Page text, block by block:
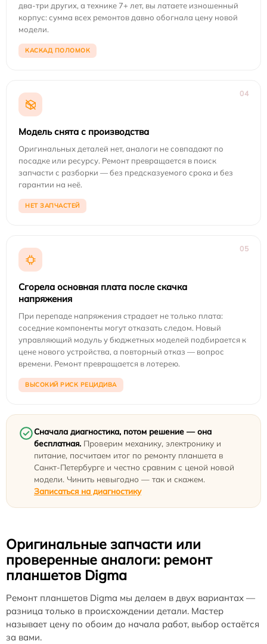
два-три других, а технике 7+ лет, вы латаете изношенный
корпус: сумма всех ремонтов давно обогнала цену новой
модели.
КАСКАД ПОЛОМОК
04
Модель снята с производства
Оригинальных деталей нет, аналоги не совпадают по
посадке или ресурсу. Ремонт превращается в поиск
запчасти с разборки — без предсказуемого срока и без
гарантии на неё.
НЕТ ЗАПЧАСТЕЙ
05
Сгорела основная плата после скачка
напряжения
При перепаде напряжения страдает не только плата:
соседние компоненты могут отказать следом. Новый
управляющий модуль у бюджетных моделей подбирается к
цене нового устройства, а повторный отказ — вопрос
времени. Ремонт превращается в лотерею.
ВЫСОКИЙ РИСК РЕЦИДИВА
Сначала диагностика, потом решение — она
бесплатная. Проверим механику, электронику и
питание, посчитаем итог по ремонту планшета в
Санкт-Петербурге и честно сравним с ценой новой
модели. Чинить невыгодно — так и скажем.
Записаться на диагностику
Оригинальные запчасти или
проверенные аналоги: ремонт
планшетов Digma
Ремонт планшетов Digma мы делаем в двух вариантах —
разница только в происхождении детали. Мастер
называет цену по обоим до начала работ, выбор остаётся
за вами.